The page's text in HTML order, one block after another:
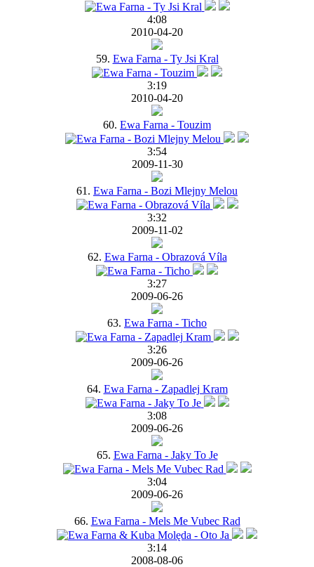
4:08
2010-04-20
59. Ewa Farna - Ty Jsi Kral
3:19
2010-04-20
60. Ewa Farna - Touzim
3:54
2009-11-30
61. Ewa Farna - Bozi Mlejny Melou
3:32
2009-11-02
62. Ewa Farna - Obrazová Víla
3:27
2009-06-26
63. Ewa Farna - Ticho
3:26
2009-06-26
64. Ewa Farna - Zapadlej Kram
3:08
2009-06-26
65. Ewa Farna - Jaky To Je
3:04
2009-06-26
66. Ewa Farna - Mels Me Vubec Rad
3:14
2008-08-06